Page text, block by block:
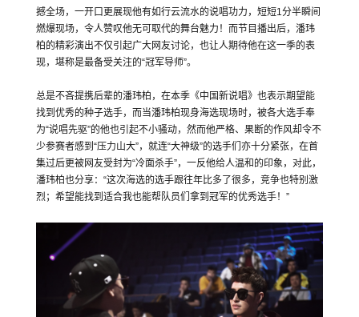
撼全场，一开口更展现他有如行云流水的说唱功力，短短1分半瞬间
燃爆现场，令人赞叹他无可取代的舞台魅力！而节目播出后，潘玮
柏的精彩演出不仅引起广大网友讨论，也让人期待他在这一季的表
现，堪称是最备受关注的“冠军导师”。
总是不吝提携后辈的潘玮柏，在本季《中国新说唱》也表示期望能
找到优秀的种子选手，而当潘玮柏现身海选现场时，被各大选手奉
为“说唱先驱”的他也引起不小骚动，然而他严格、果断的作风却令不
少参赛者感到“压力山大”，就连“大神级”的选手们亦十分紧张，在首
集过后更被网友受封为“冷面杀手”，一反他给人温和的印象，对此，
潘玮柏也分享：“这次海选的选手跟往年比多了很多，竞争也特别激
烈；希望能找到适合我也能帮队员们拿到冠军的优秀选手！”